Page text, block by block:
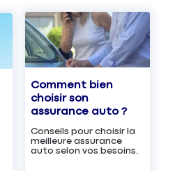
Comment bien
choisir son
assurance auto ?
Conseils pour choisir la
meilleure assurance
auto selon vos besoins.